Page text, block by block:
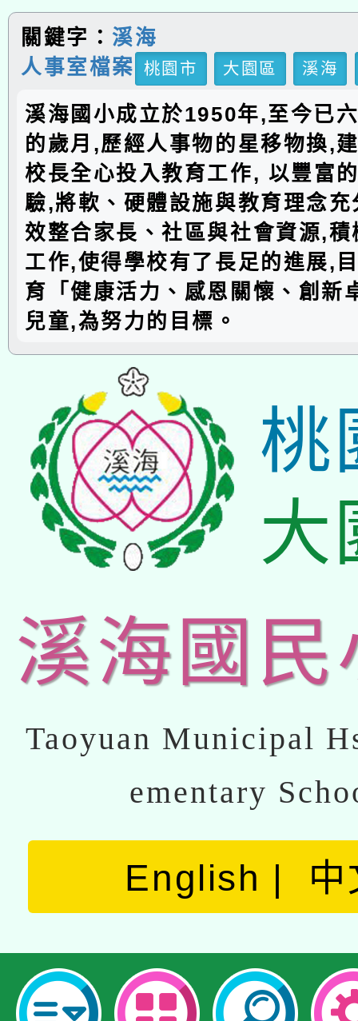
關鍵字： 溪海
人事室檔案
桃園市 大園區 溪海
溪海國小成立於1950年,至今已
的歲月,歷經人事物的星移物換,
校長全心投入教育工作, 以豐富
驗,將軟、硬體設施與教育理念
效整合家長、社區與社會資源,
工作,使得學校有了長足的進展,
育「健康活力、感恩關懷、創新
兒童,為努力的目標。
桃
大
溪海國民
Taoyuan Municipal
ementary
English 中